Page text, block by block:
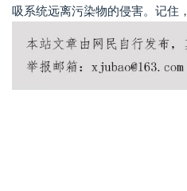
吸系统远离污染物的侵害。记住